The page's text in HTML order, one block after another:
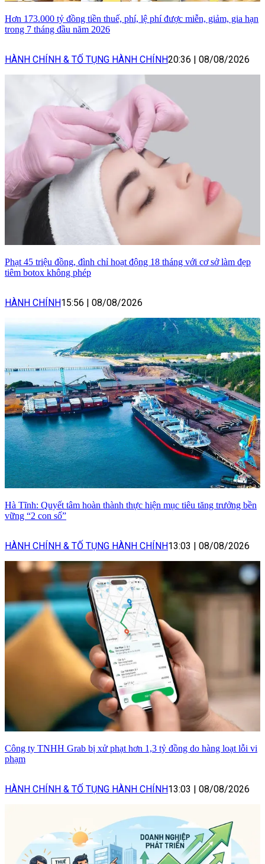
Hơn 173.000 tỷ đồng tiền thuế, phí, lệ phí được miễn, giảm, gia hạn
trong 7 tháng đầu năm 2026
HÀNH CHÍNH & TỐ TỤNG HÀNH CHÍNH20:36 | 08/08/2026
Phạt 45 triệu đồng, đình chỉ hoạt động 18 tháng với cơ sở làm đẹp
tiêm botox không phép
HÀNH CHÍNH15:56 | 08/08/2026
Hà Tĩnh: Quyết tâm hoàn thành thực hiện mục tiêu tăng trưởng bền
vững “2 con số”
HÀNH CHÍNH & TỐ TỤNG HÀNH CHÍNH13:03 | 08/08/2026
Công ty TNHH Grab bị xử phạt hơn 1,3 tỷ đồng do hàng loạt lỗi vi
phạm
HÀNH CHÍNH & TỐ TỤNG HÀNH CHÍNH13:03 | 08/08/2026